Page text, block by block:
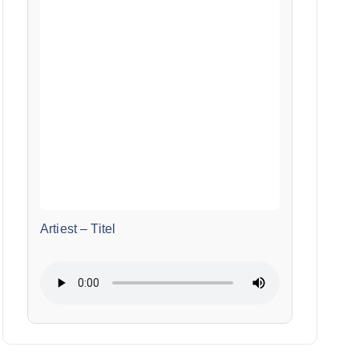
Artiest–Titel